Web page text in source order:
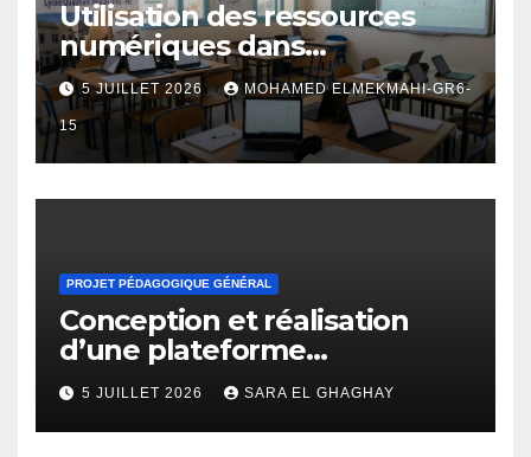
Utilisation des ressources
numériques dans
l’enseignement des
fonctions numériques au
lycée qualifiant
5 JUILLET 2026 MOHAMED ELMEKMAHI-GR6-
15
PROJET PÉDAGOGIQUE GÉNÉRAL
Conception et réalisation
d’une plateforme
d’apprentissage en ligne
pour l’enseignement des
mathématiques
5 JUILLET 2026 SARA EL GHAGHAY